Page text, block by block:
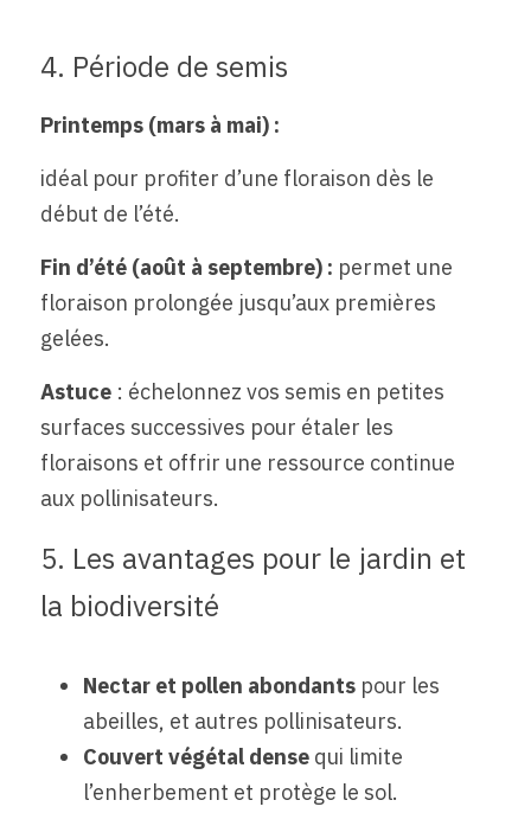
4. Période de semis
Printemps (mars à mai) :
idéal pour profiter d’une floraison dès le
début de l’été.
Fin d’été (août à septembre) : permet une
floraison prolongée jusqu’aux premières
gelées.
Astuce : échelonnez vos semis en petites
surfaces successives pour étaler les
floraisons et offrir une ressource continue
aux pollinisateurs.
5. Les avantages pour le jardin et
la biodiversité
Nectar et pollen abondants pour les
abeilles, et autres pollinisateurs.
Couvert végétal dense qui limite
l’enherbement et protège le sol.